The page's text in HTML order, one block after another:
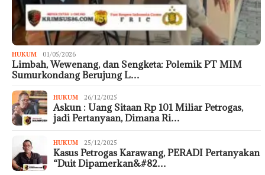
HUKUM 01/05/2026
Limbah, Wewenang, dan Sengketa: Polemik PT MIM
Sumurkondang Berujung L…
HUKUM 26/12/2025
Askun : Uang Sitaan Rp 101 Miliar Petrogas,
jadi Pertanyaan, Dimana Ri…
HUKUM 25/12/2025
Kasus Petrogas Karawang, PERADI Pertanyakan
“Duit Dipamerkan&#82…